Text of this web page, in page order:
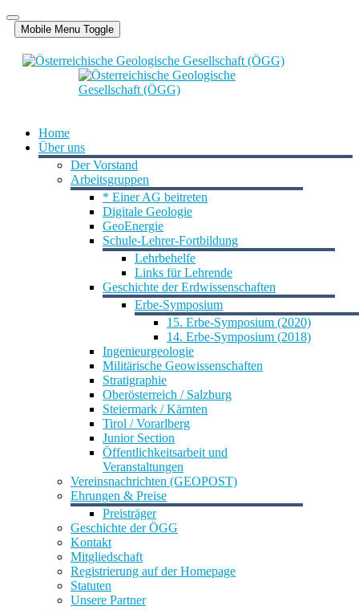
Mobile Menu Toggle
Home
Über uns
Der Vorstand
Arbeitsgruppen
* Einer AG beitreten
Digitale Geologie
GeoEnergie
Schule-Lehrer-Fortbildung
Lehrbehelfe
Links für Lehrende
Geschichte der Erdwissenschaften
Erbe-Symposium
15. Erbe-Symposium (2020)
14. Erbe-Symposium (2018)
Ingenieurgeologie
Militärische Geowissenschaften
Stratigraphie
Oberösterreich / Salzburg
Steiermark / Kärnten
Tirol / Vorarlberg
Junior Section
Öffentlichkeitsarbeit und
Veranstaltungen
Vereinsnachrichten (GEOPOST)
Ehrungen & Preise
Preisträger
Geschichte der ÖGG
Kontakt
Mitgliedschaft
Registrierung auf der Homepage
Statuten
Unsere Partner